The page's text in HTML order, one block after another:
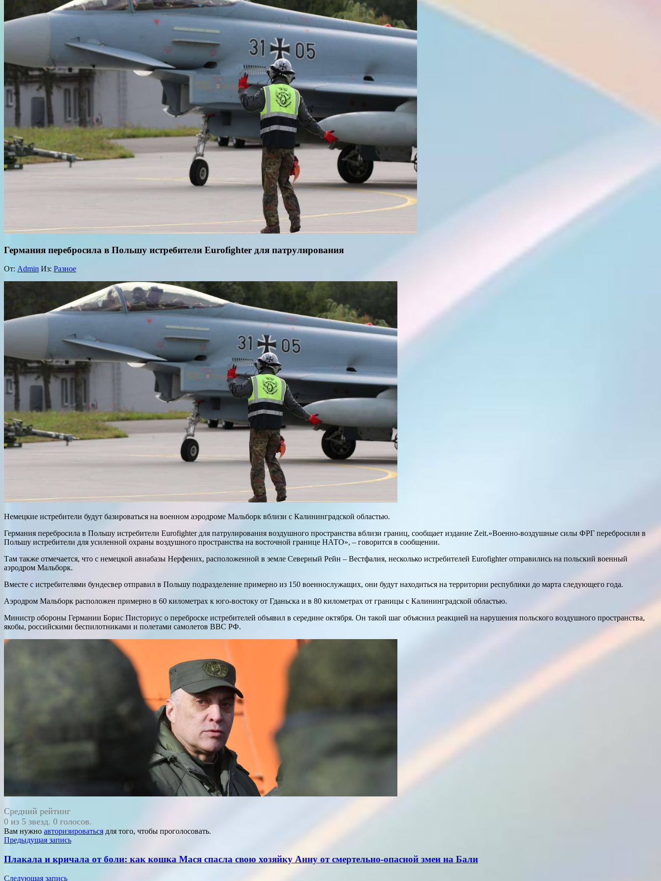
Германия перебросила в Польшу истребители Eurofighter для патрулирования
От: Admin Из: Разное
Немецкие истребители будут базироваться на военном аэродроме Мальборк вблизи с Калининградской областью.
Германия перебросила в Польшу истребители Eurofighter для патрулирования воздушного пространства вблизи границ, сообщает издание Zeit.»Военно-воздушные силы ФРГ перебросили в
Польшу истребители для усиленной охраны воздушного пространства на восточной границе НАТО», – говорится в сообщении.
Там также отмечается, что с немецкой авиабазы Нерфених, расположенной в земле Северный Рейн – Вестфалия, несколько истребителей Eurofighter отправились на польский военный
аэродром Мальборк.
Вместе с истребителями бундесвер отправил в Польшу подразделение примерно из 150 военнослужащих, они будут находиться на территории республики до марта следующего года.
Аэродром Мальборк расположен примерно в 60 километрах к юго-востоку от Гданьска и в 80 километрах от границы с Калининградской областью.
Министр обороны Германии Борис Писториус о переброске истребителей объявил в середине октября. Он такой шаг объяснил реакцией на нарушения польского воздушного пространства,
якобы, российскими беспилотниками и полетами самолетов ВВС РФ.
Средний рейтинг
0 из 5 звезд. 0 голосов.
Вам нужно авторизироваться для того, чтобы проголосовать.
Навигация
по
Предыдущая запись
Плакала и кричала от боли: как кошка Мася спасла свою хозяйку Анну от смертельно-опасной змеи на Бали
Следующая запись